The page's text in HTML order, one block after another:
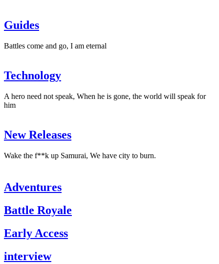
Guides
Battles come and go, I am eternal
Technology
A hero need not speak, When he is gone, the world will speak for
him
New Releases
Wake the f**k up Samurai, We have city to burn.
Adventures
Battle Royale
Early Access
interview